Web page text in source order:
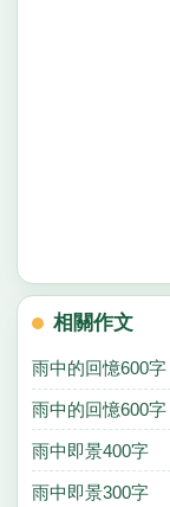
相關作文
雨中的回憶600字
雨中的回憶600字
雨中即景400字
雨中即景300字